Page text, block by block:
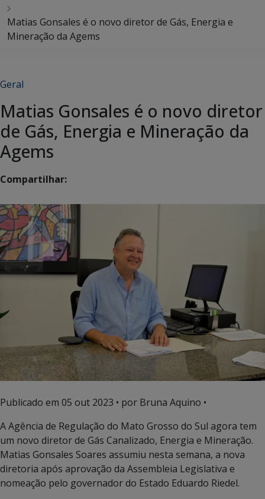
Matias Gonsales é o novo diretor de Gás, Energia e
Mineração da Agems
Geral
Matias Gonsales é o novo diretor
de Gás, Energia e Mineração da
Agems
Compartilhar:
Publicado em 05 out 2023 • por Bruna Aquino •
A Agência de Regulação do Mato Grosso do Sul agora tem
um novo diretor de Gás Canalizado, Energia e Mineração.
Matias Gonsales Soares assumiu nesta semana, a nova
diretoria após aprovação da Assembleia Legislativa e
nomeação pelo governador do Estado Eduardo Riedel.